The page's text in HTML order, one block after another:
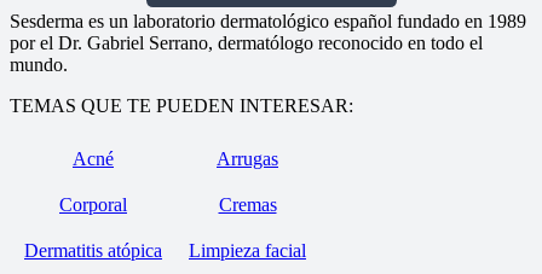
Sesderma es un laboratorio dermatológico español fundado en 1989
por el Dr. Gabriel Serrano, dermatólogo reconocido en todo el
mundo.
TEMAS QUE TE PUEDEN INTERESAR:
Acné Arrugas
Corporal Cremas
Dermatitis atópica Limpieza facial